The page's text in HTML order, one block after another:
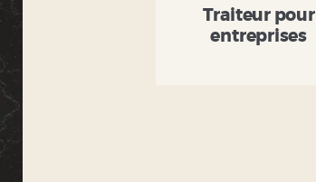
Traiteur pour
entreprises